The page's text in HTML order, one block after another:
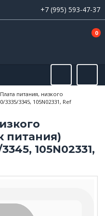
+7 (995) 593-47-37
0
Плата питания, низкого
3345, 105N02331, Ref
питания)
105N02331,